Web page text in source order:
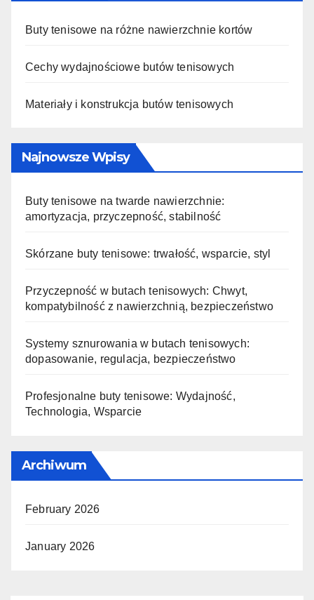
Buty tenisowe na różne nawierzchnie kortów
Cechy wydajnościowe butów tenisowych
Materiały i konstrukcja butów tenisowych
Najnowsze Wpisy
Buty tenisowe na twarde nawierzchnie:
amortyzacja, przyczepność, stabilność
Skórzane buty tenisowe: trwałość, wsparcie, styl
Przyczepność w butach tenisowych: Chwyt,
kompatybilność z nawierzchnią, bezpieczeństwo
Systemy sznurowania w butach tenisowych:
dopasowanie, regulacja, bezpieczeństwo
Profesjonalne buty tenisowe: Wydajność,
Technologia, Wsparcie
Archiwum
February 2026
January 2026